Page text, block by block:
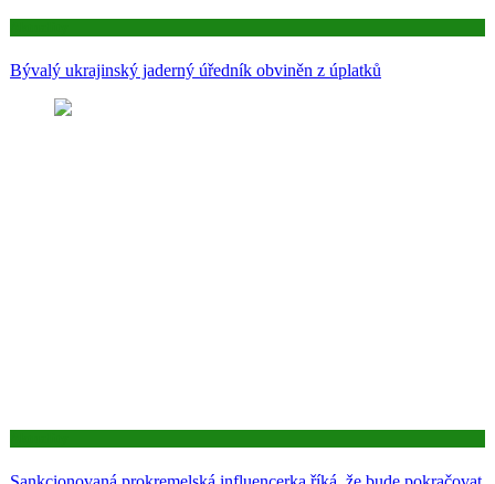
Bývalý ukrajinský jaderný úředník obviněn z úplatků